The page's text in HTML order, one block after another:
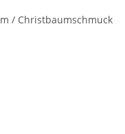
/ Christbaumschmuck